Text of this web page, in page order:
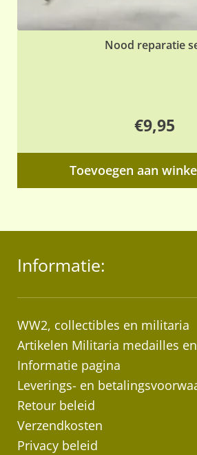
Nood reparatie
€9,95
Toevoegen aan
Informatie:
WW2, collectibles en militaria
Artikelen Militaria medailles
Informatie pagina
Leverings- en
Retour beleid
Verzendkosten
Privacy beleid